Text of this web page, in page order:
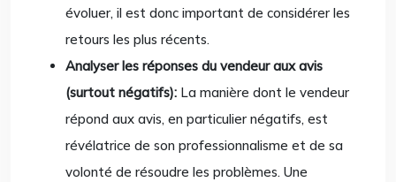
évoluer, il est donc important de considérer les
retours les plus récents.
Analyser les réponses du vendeur aux avis
(surtout négatifs): La manière dont le vendeur
répond aux avis, en particulier négatifs, est
révélatrice de son professionnalisme et de sa
volonté de résoudre les problèmes. Une